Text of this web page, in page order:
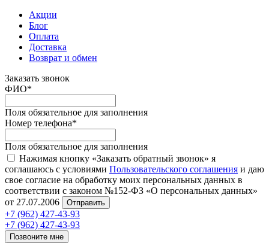
Акции
Блог
Оплата
Доставка
Возврат и обмен
Заказать звонок
ФИО*
Поля обязательное для заполнения
Номер телефона*
Поля обязательное для заполнения
Нажимая кнопку «Заказать обратный звонок» я
соглашаюсь с условиями Пользовательского соглашения и даю
свое согласие на обработку моих персональных данных в
соответствии с законом №152-ФЗ «О персональных данных»
от 27.07.2006
Отправить
+7 (962) 427-43-93
+7 (962) 427-43-93
Позвоните мне